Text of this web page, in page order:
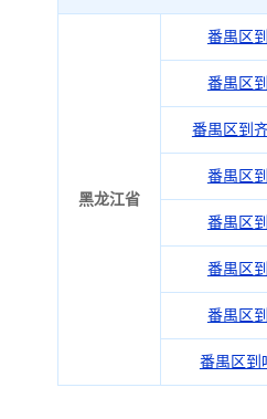
黑龙江省
番禺区
番禺区
番禺区到
番禺区
番禺区
番禺区
番禺区
番禺区到